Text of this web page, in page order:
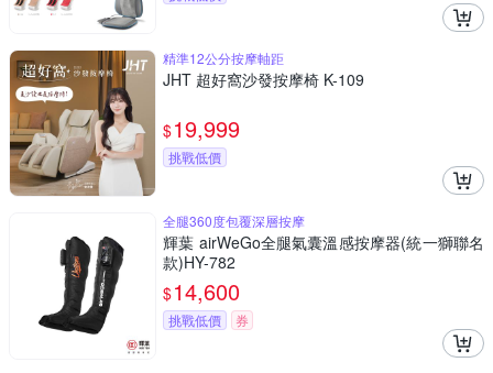
精準12公分按摩軸距
JHT 超好窩沙發按摩椅 K-109
$19,999
挑戰低價
全腿360度包覆深層按摩
輝葉 airWeGo全腿氣囊溫感按摩器(統一獅聯名
款)HY-782
$14,600
挑戰低價 券